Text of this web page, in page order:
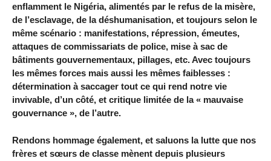
enflamment le Nigéria, alimentés par le refus de la misère,
de l’esclavage, de la déshumanisation, et toujours selon le
même scénario : manifestations, répression, émeutes,
attaques de commissariats de police, mise à sac de
bâtiments gouvernementaux, pillages, etc. Avec toujours
les mêmes forces mais aussi les mêmes faiblesses :
détermination à saccager tout ce qui rend notre vie
invivable, d’un côté, et critique limitée de la « mauvaise
gouvernance », de l’autre.
Rendons hommage également, et saluons la lutte que nos
frères et sœurs de classe mènent depuis plusieurs